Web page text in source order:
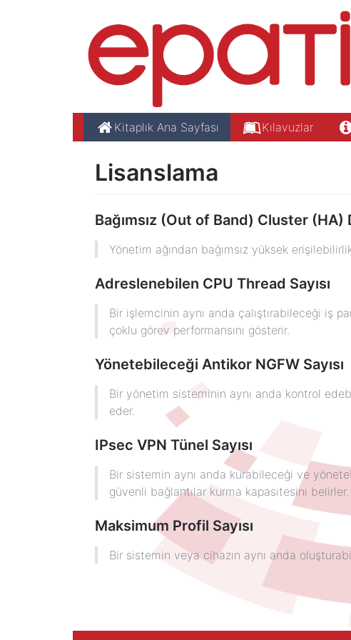
Kitaplık Ana Sayfası Kılavuzlar
Lisanslama
Bağımsız (Out of Band) Cluster (HA)
Yönetim ağından bağımsız yüksek
Adreslenebilen CPU Thread Sayısı
Bir işlemcinin aynı anda çalıştırabileceği iş
çoklu görev performansını gösterir.
Yönetebileceği Antikor NGFW Sayısı
Bir yönetim sisteminin aynı anda kontrol
eder.
IPsec VPN Tünel Sayısı
Bir sistemin aynı anda kurabileceği ve
güvenli bağlantılar kurma kapasitesini belirler.
Maksimum Profil Sayısı
Bir sistemin veya cihazın aynı anda